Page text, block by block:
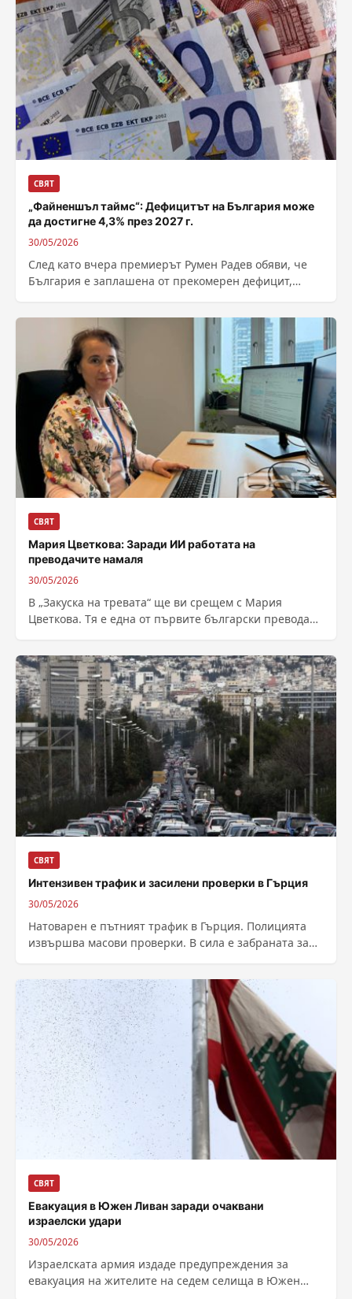
СВЯТ
„Файненшъл таймс“: Дефицитът на България може
да достигне 4,3% през 2027 г.
30/05/2026
След като вчера премиерът Румен Радев обяви, че
България е заплашена от прекомерен дефицит,
СВЯТ
Мария Цветкова: Заради ИИ работата на
преводачите намаля
30/05/2026
В „Закуска на тревата“ ще ви срещем с Мария
Цветкова. Тя е една от първите български преводачи
СВЯТ
Интензивен трафик и засилени проверки в Гърция
30/05/2026
Натоварен е пътният трафик в Гърция. Полицията
извършва масови проверки. В сила е забраната за
СВЯТ
Евакуация в Южен Ливан заради очаквани
израелски удари
30/05/2026
Израелската армия издаде предупреждения за
евакуация на жителите на седем селища в Южен